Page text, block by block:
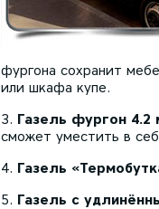
фургона сохранит
или шкафа купе.
Газель фургон 4.2
сможет уместить в
Газель
Газель с